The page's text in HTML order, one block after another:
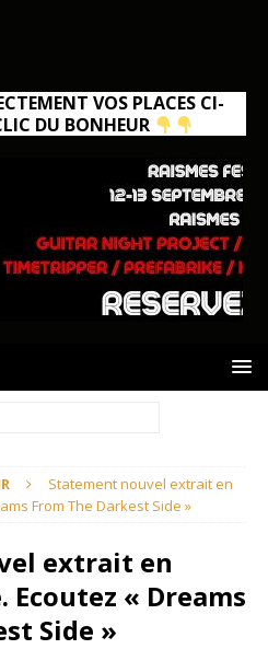
VOS PLACES CI-
DU BONHEUR
Statement nouvel extrait en
From The Darkest Side »
extrait en
« Dreams
Side »